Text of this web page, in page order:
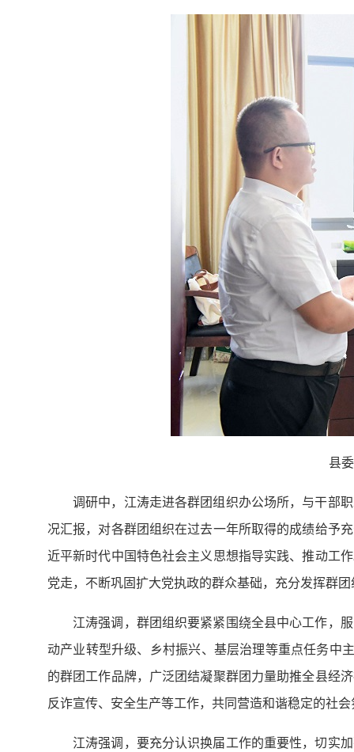
县
调研中，江涛走进各群团组织办公场所，与干部
况汇报，对各群团组织在过去一年所取得的成绩给予
近平新时代中国特色社会主义思想指导实践、推动工
党走，不断巩固扩大党执政的群众基础，充分发挥群
江涛强调，群团组织要紧紧围绕全县中心工作，
动产业转型升级、乡村振兴、基层治理等重点任务中
的群团工作品牌，广泛团结凝聚群团力量助推全县经
反诈宣传、安全生产等工作，共同营造和谐稳定的社
江涛强调，要充分认识换届工作的重要性，切实